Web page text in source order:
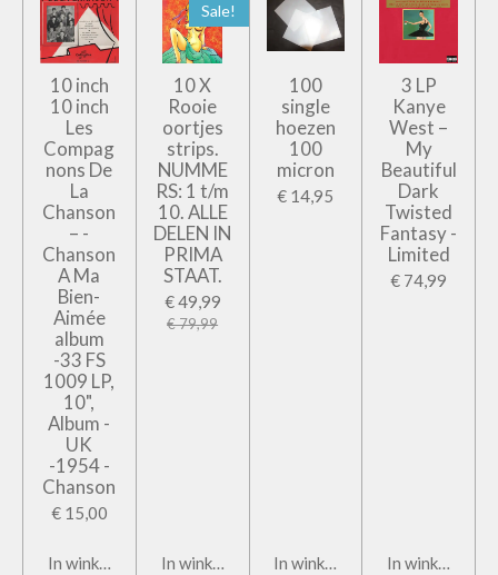
10 inch
10 inch
Les
Compag
nons De
La
Chanson
– -
Chanson
A Ma
Bien-
Aimée
album
-33 FS
1009 LP,
10",
Album -
UK
-1954 -
Chanson
€ 15,00
In winkelwagen
Sale!
10 X
Rooie
oortjes
strips.
NUMME
RS: 1 t/m
10. ALLE
DELEN IN
PRIMA
STAAT.
€ 49,99
€ 79,99
In winkelwagen
100
single
hoezen
100
micron
€ 14,95
In winkelwagen
3 LP
Kanye
West –
My
Beautiful
Dark
Twisted
Fantasy -
Limited
€ 74,99
In